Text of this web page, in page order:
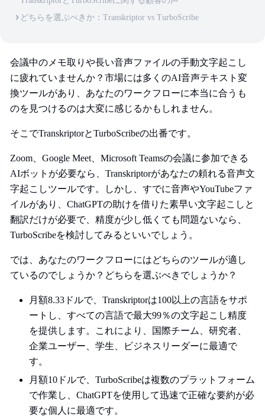
どちらを選ぶべきか：Transkriptor vs TurboScribe
会議中のメモ取りや長い音声ファイルの手動文字起こし
に疲れていませんか？市場には多くのAI音声テキスト変
換ツールがあり、あなたのワークフローに本当に合うも
のを見つけるのは大変に感じるかもしれません。
そこでTranskriptorとTurboScribeの出番です。
Zoom、Google Meet、Microsoft Teamsの会議に参加できる
AIボットが必要なら、Transkriptorがあなたの頼れる音声文
字起こしツールです。しかし、すでに音声やYouTubeファ
イルがあり、ChatGPTの助けを借りた素早い文字起こしと
翻訳だけが必要で、精度が少し低くても問題ないなら、
TurboScribeを検討してみるといいでしょう。
では、あなたのワークフローにはどちらのツールが適し
ているのでしょうか？どちらを選ぶべきでしょうか？
月額8.33ドルで、Transkriptorは100以上の言語をサポ
ートし、すべての言語で最大99％の文字起こし精度
を提供します。これにより、国際チーム、研究者、
企業ユーザー、学生、ビジネスリーダーに最適で
す。
月額10ドルで、TurboScribeは複数のプラットフォーム
で作業し、ChatGPTを使用して迅速で正確な要約が必
要な個人に最適です。